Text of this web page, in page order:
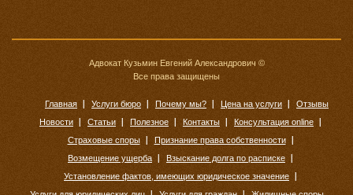
Адвокат Кузьмин Евгений Александрович ©
Все права защищены
Главная Услуги бюро Почему мы? Цена на услуги
Отзывы
Новости
Статьи Полезное Контакты
Консультация online
Страховые споры
Признание права собственности
Возмещение ущерба
Взыскание долга по расписке
Установление фактов, имеющих юридическое значение